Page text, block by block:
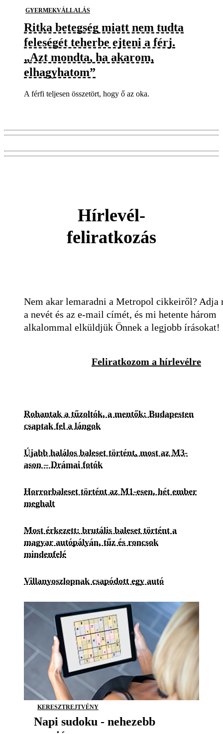
GYERMEKVÁLLALÁS
Ritka betegség miatt nem tudta
feleségét teherbe ejteni a férj.
„Azt mondta, ha akarom,
elhagyhatom”
A férfi teljesen összetört, hogy ő az oka.
Hírlevél-
feliratkozás
Nem akar lemaradni a Metropol cikkeiről? Adja
a nevét és az e-mail címét, és mi hetente három
alkalommal elküldjük Önnek a legjobb írásokat!
Feliratkozom a hírlevélre
Rohantak a tűzoltók, a mentők: Budapesten
csaptak fel a lángok
Újabb halálos baleset történt, most az M3-
ason – Drámai fotók
Horrorbaleset történt az M1-esen, hét ember
meghalt
Most érkezett: brutális baleset történt a
magyar autópályán, tűz és roncsok
mindenfelé
Villanyoszlopnak csapódott egy autó
KERESZTREJTVÉNY
Napi sudoku - nehezebb